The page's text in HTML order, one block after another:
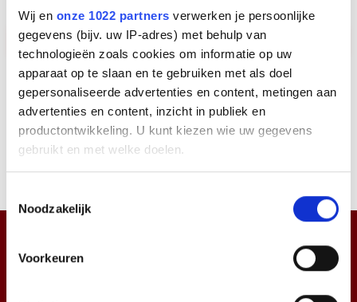
Wij en onze 1022 partners verwerken je persoonlijke
gegevens (bijv. uw IP-adres) met behulp van
technologieën zoals cookies om informatie op uw
apparaat op te slaan en te gebruiken met als doel
gepersonaliseerde advertenties en content, metingen aan
advertenties en content, inzicht in publiek en
productontwikkeling. U kunt kiezen wie uw gegevens
gebruikt en met welke doelen.
Informatie verzamelen over uw geografische
Uw apparaat identificeren door het actief te
scannen op specifieke eigenschappen (fingerprinting)
Noodzakelijk
Voorkeuren
Gebruikersnaam
Wachtwoord
Inloggen Wachtwoord vergeten?